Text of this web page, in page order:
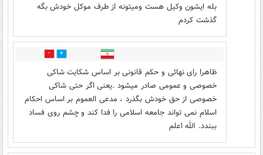
بله ایشون وکیل هست ومیتونه از طرف موکل خودش بگه
گذشت کردم
4
ظاهرا رای نهائی و حکم قانونی بر اساس شکایت شاکی
خصوصی و عمومی صادر میشود .یعنی اگر حتی شاکی
خصوصی از حق خودش بگذرد ، مدعی العموم بر اساس احکام
اسلام نمی تواند جامعه اسلامی را فدا کند و چشم روی فساد
ببندد. الله اعلم